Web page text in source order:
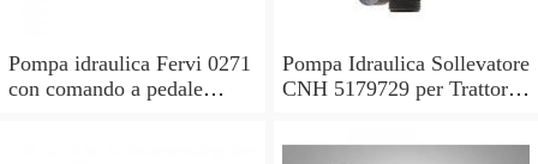
Pompa idraulica Fervi 0271
con comando a pedale
Pompa Idraulica Sollevatore
CNH 5179729 per Trattori
SerieTN